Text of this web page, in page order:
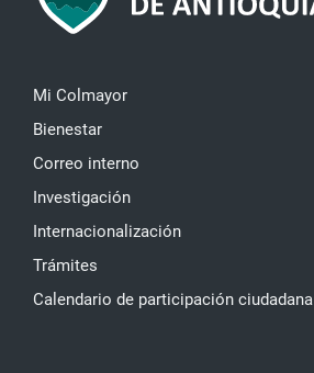
Mi Colmayor
Bienestar
Correo interno
Investigación
Internacionalización
Trámites
Calendario de participación ciudadana